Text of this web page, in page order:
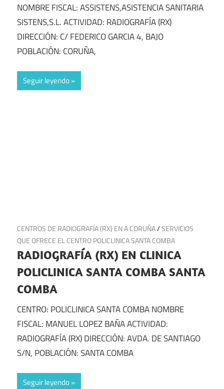
NOMBRE FISCAL: ASSISTENS,ASISTENCIA SANITARIA
SISTENS,S.L. ACTIVIDAD: RADIOGRAFÍA (RX)
DIRECCIÓN: C/ FEDERICO GARCIA 4, BAJO
POBLACIÓN: CORUÑA,
Seguir leyendo
12 de diciembre de 2024
CENTROS DE RADIOGRAFÍA (RX) EN A CORUÑA/SERVICIOS
QUE OFRECE EL CENTRO POLICLINICA SANTA COMBA
RADIOGRAFÍA (RX) EN CLINICA
POLICLINICA SANTA COMBA SANTA
COMBA
CENTRO: POLICLINICA SANTA COMBA NOMBRE
FISCAL: MANUEL LOPEZ BAÑA ACTIVIDAD:
RADIOGRAFÍA (RX) DIRECCIÓN: AVDA. DE SANTIAGO
S/N, POBLACIÓN: SANTA COMBA
Seguir leyendo